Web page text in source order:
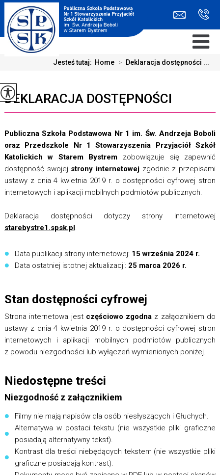
Jesteś tutaj: Home > Deklaracja dostępności ...
DEKLARACJA DOSTĘPNOŚCI
Publiczna Szkoła Podstawowa Nr 1 im. Św. Andrzeja Boboli
oraz Przedszkole Nr 1 Stowarzyszenia Przyjaciół Szkół
Katolickich w Starem Bystrem zobowiązuje się zapewnić
dostępność swojej strony internetowej zgodnie z przepisami
ustawy z dnia 4 kwietnia 2019 r. o dostępności cyfrowej stron
internetowych i aplikacji mobilnych podmiotów publicznych.
Deklaracja dostępności dotyczy strony internetowej
starebystre1.spsk.pl.
Data publikacji strony internetowej: 15 września 2024 r.
Data ostatniej istotnej aktualizacji: 25 marca 2026 r.
Stan dostępności cyfrowej
Strona internetowa jest częściowo zgodna z załącznikiem do
ustawy z dnia 4 kwietnia 2019 r. o dostępności cyfrowej stron
internetowych i aplikacji mobilnych podmiotów publicznych
z powodu niezgodności lub wyłączeń wymienionych poniżej.
Niedostępne treści
Niezgodność z załącznikiem
Filmy nie mają napisów dla osób niesłyszących i Głuchych.
Alternatywa w postaci tekstu (nie wszystkie pliki graficzne
posiadają alternatywny tekst).
Kontrast dla treści niebędących tekstem (nie wszystkie pliki
graficzne posiadają kontrast).